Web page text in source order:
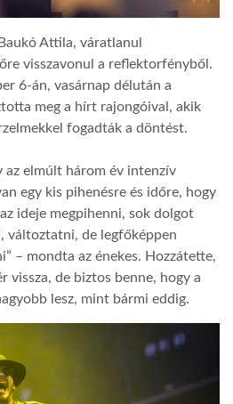
Attila, váratlanul
visszavonul a reflektorfényből.
6-án, vasárnap délután a
meg a hírt rajongóival, akik
fogadták a döntést.
az elmúlt három év intenzív
egy kis pihenésre és időre, hogy
ideje megpihenni, sok dolgot
változtatni, de legfőképpen
– mondta az énekes. Hozzátette,
vissza, de biztos benne, hogy a
lesz, mint bármi eddig.